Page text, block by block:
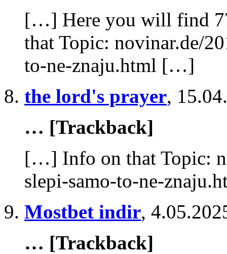
[…] Here you will find
that Topic: novinar.de/
to-ne-znaju.html […]
the lord's prayer,
… [Trackback]
[…] Info on that Topic:
slepi-samo-to-ne-
Mostbet indir,
… [Trackback]